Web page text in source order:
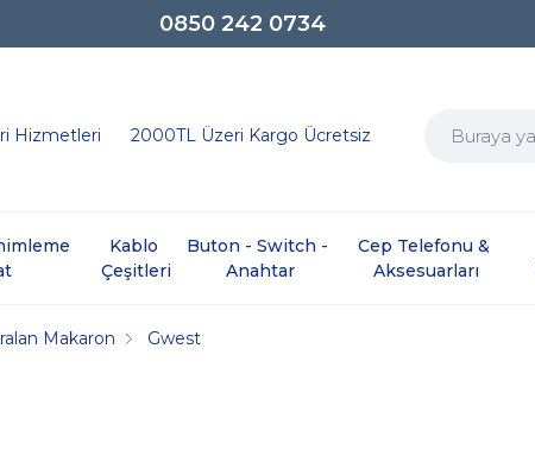
0850 242 0734
Hizmetleri 2000TL Üzeri Kargo Ücretsiz
Kablo
Çeşitleri
Buton - Switch -
Anahtar
Cep Telefonu &
Aksesuarları
Makaron Gwest